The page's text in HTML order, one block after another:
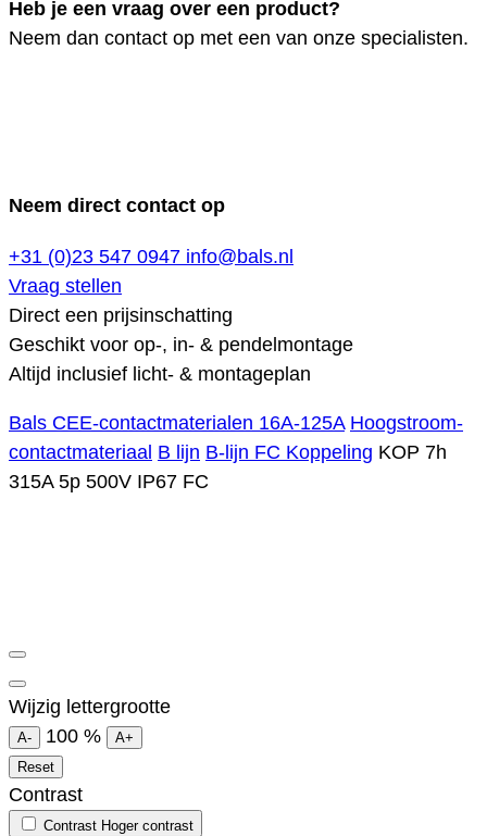
Heb je een vraag over een product?
Neem dan contact op met een van onze specialisten.
Neem direct contact op
+31 (0)23 547 0947 info@bals.nl
Vraag stellen
Direct een prijsinschatting
Geschikt voor op-, in- & pendelmontage
Altijd inclusief licht- & montageplan
Bals CEE-contactmaterialen 16A-125A Hoogstroom-
contactmateriaal B lijn B-lijn FC Koppeling KOP 7h
315A 5p 500V IP67 FC
Wijzig lettergrootte
A- 100 %
A+
Reset
Contrast
Contrast Hoger contrast